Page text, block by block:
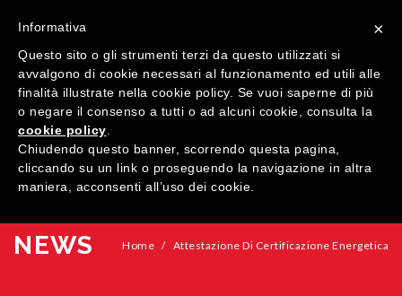
MENU
HOME
AZIENDA
NEWS Home / Attestazione Di Certificazione Energetica
×
Informativa
Questo sito o gli strumenti terzi da questo utilizzati si
avvalgono di cookie necessari al funzionamento ed utili alle
finalità illustrate nella cookie policy. Se vuoi saperne di più
o negare il consenso a tutti o ad alcuni cookie, consulta la
cookie policy
Chiudendo questo banner, scorrendo questa pagina,
cliccando su un link o proseguendo la navigazione in altra
maniera, acconsenti all’uso dei cookie.